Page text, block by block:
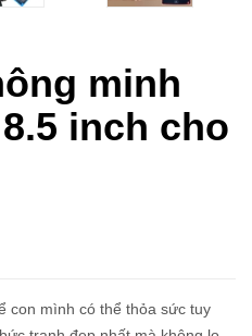
minh
inch cho
con mình có thể thỏa sức tuy